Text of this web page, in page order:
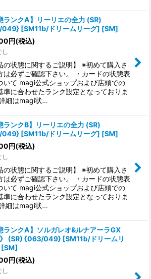
ランクA】リーリエの全力 (SR)
[SM11b/ドリームリーグ] [SM]
円(税込)
の状態に関するご説明】 ※初めて購入さ
は必ずご確認下さい。 ・カードの状態表
いて magi公式ショップおよび店頭での
準に合わせたランク設定となっておりま
細はmagi状…
ランクB】リーリエの全力 (SR)
[SM11b/ドリームリーグ] [SM]
円(税込)
の状態に関するご説明】 ※初めて購入さ
は必ずご確認下さい。 ・カードの状態表
いて magi公式ショップおよび店頭での
準に合わせたランク設定となっておりま
細はmagi状…
ランクA】ソルガレオ&ルナアーラGX
》 (SR) {063/049} [SM11b/ドリームリ
[SM]
円(税込)